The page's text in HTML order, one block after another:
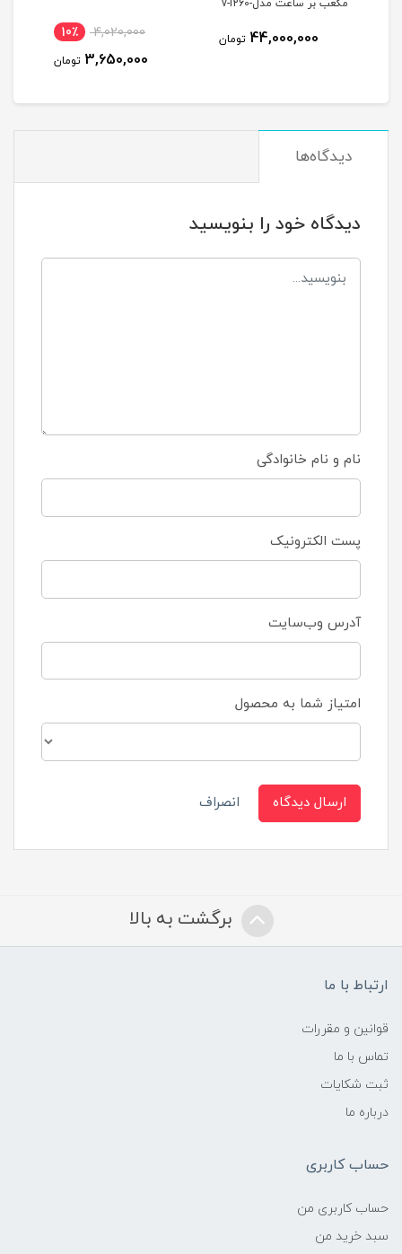
مکعب بر ساعت مدلv-i260-
44,000,000 تومان 4,020,000 10٪
3,650,000 تومان
دیدگاه‌ها
دیدگاه خود را بنویسید
نام و نام خانوادگی
پست الکترونیک
آدرس وب‌سایت
امتیاز شما به محصول
ارسال دیدگاه انصراف
برگشت به بالا
ارتباط با ما
قوانین و مقررات
تماس با ما
ثبت شکایات
درباره ما
حساب کاربری
حساب کاربری من
سبد خرید من